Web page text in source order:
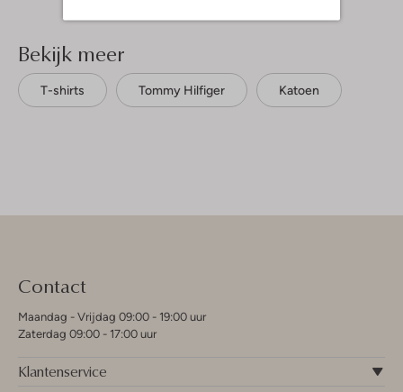
Bekijk meer
T-shirts Tommy Hilfiger Katoen
Contact
Maandag - Vrijdag 09:00 - 19:00 uur
Zaterdag 09:00 - 17:00 uur
Klantenservice